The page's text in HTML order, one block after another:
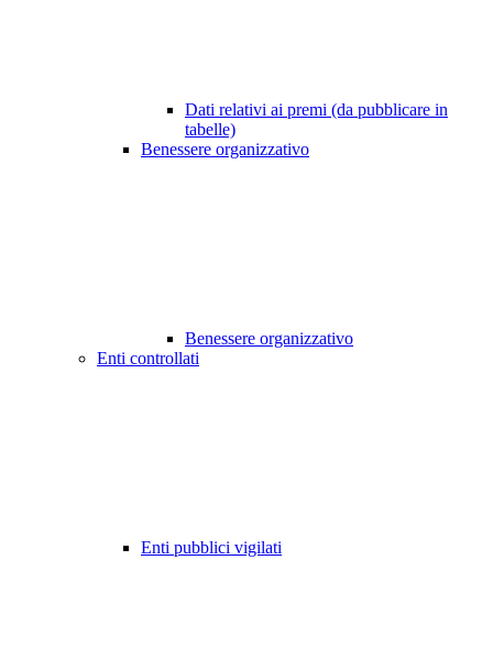
Dati relativi ai premi (da pubblicare in
tabelle)
Benessere organizzativo
Benessere organizzativo
Enti controllati
Enti pubblici vigilati